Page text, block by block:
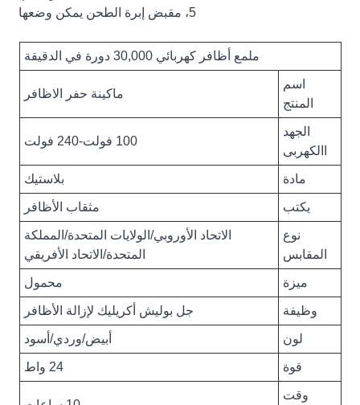
5، مقبض إبرة الطحن يمكن وضعها
ملمع أظافر كهربائي 30,000 دورة في الدقيقة
اسم
المنتج
ماكينة حفر الاظافر
الجهد
االكهربى
100 فولت-240 فولت
مادة بلاستيك
يكتب مثقاب الأظافر
نوع
المقابس
الاتحاد الأوروبي/الولايات المتحدة/المملكة
المتحدة/الاتحاد الأفريقي
ميزة محمول
وظيفة جل بوليش أكريليك لإزالة الأظافر
لون أبيض/وردي/أسود
قوة 24 واط
وقت